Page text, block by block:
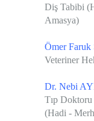
Diş Tabibi
Amasya)
Ömer
Veteriner
Dr. Nebi
Tıp Doktoru
(Hadi -